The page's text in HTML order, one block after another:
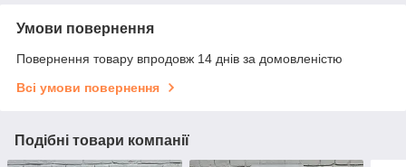
Умови повернення
Повернення товару впродовж 14 днів за домовленістю
Всі умови повернення
Подібні товари компанії